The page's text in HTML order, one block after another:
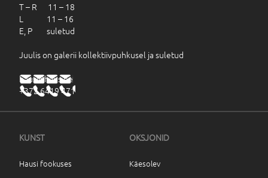
T – R 11 – 18
L 11 – 16
E, P suletud
Juulis on galerii kollektiivpuhkusel ja suletud
haus@haus.ee
+372 6419 471
KUNST
Hausi fookuses
OKSJONID
Käesolev